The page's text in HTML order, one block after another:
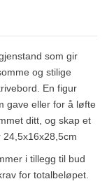
som gir
og stilige
En figur
gave eller for å løfte
ditt, og skap et
24,5x16x28,5cm
i tillegg til bud
for totalbeløpet.